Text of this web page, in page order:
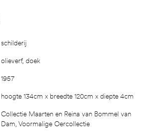
schilderij
olieverf, doek
1957
hoogte 134cm x breedte 120cm x diepte 4cm
Collectie Maarten en Reina van Bommel van
Dam, Voormalige Oercollectie